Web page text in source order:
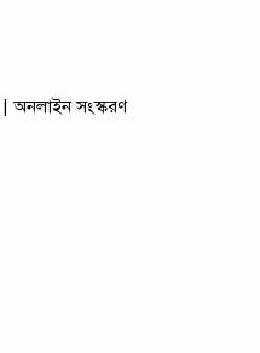
| অনলাইন সংস্করণ